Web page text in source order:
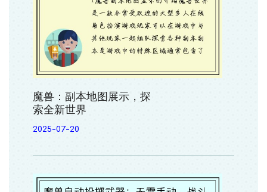
魔兽：副本地图展示，探
索全新世界
2025-07-20